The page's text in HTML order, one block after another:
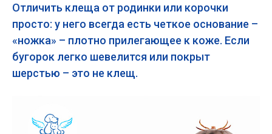
Отличить клеща от родинки или корочки
просто: у него всегда есть четкое основание –
«ножка» – плотно прилегающее к коже. Если
бугорок легко шевелится или покрыт
шерстью – это не клещ.